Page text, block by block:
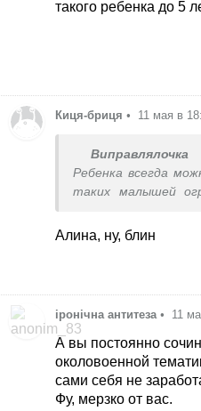
такого ребенка до 5
Киця-бриця • 11 мая в
Виправлялочка
Ребенка всегда
таких малышей
за такого ребенка
Алина, ну, блин
іронічна антитеза • 11
А вы постоянно
околовоенной
сами себя не
Фу, мерзко от вас.